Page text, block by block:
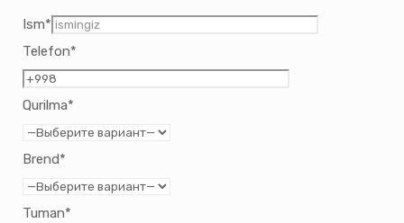
Ism*
Telefon*
Qurilma*
Brend*
Tuman*